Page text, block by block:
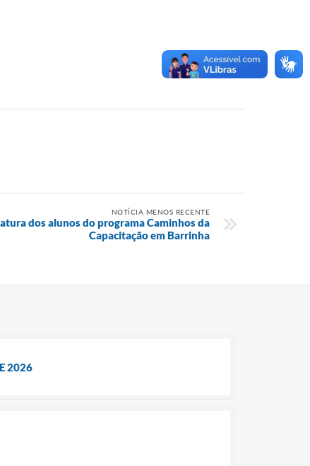
NOTÍCIA MENOS RECENTE
dos alunos do programa Caminhos da
Capacitação em Barrinha
2026